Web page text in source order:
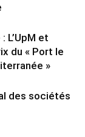
L’UpM et
du « Port le
»
des sociétés